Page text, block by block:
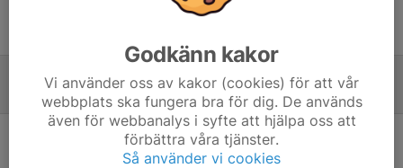
Silver under Fristils-SM 2026 till Sebastian!
HERA REPRESENTERADE SVERIGE UNDER U17-EM!
19 maj, 09:44
Evelina 5:a på EM 2026!
26 apr, 18:37
Godkänn kakor
Vi använder oss av kakor (cookies) för att vår
webbplats ska fungera bra för dig. De används
även för webbanalys i syfte att hjälpa oss att
förbättra våra tjänster.
Så använder vi cookies